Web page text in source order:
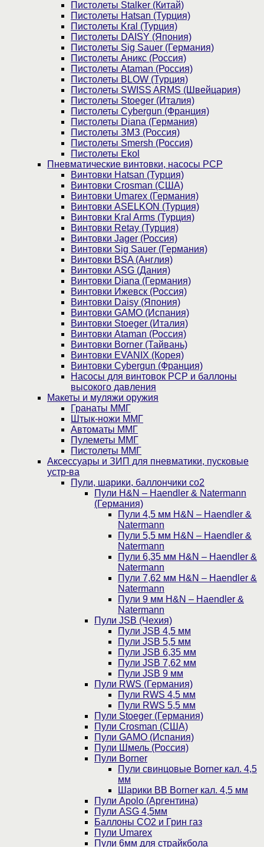
Пистолеты Stalker (Китай)
Пистолеты Hatsan (Турция)
Пистолеты Kral (Турция)
Пистолеты DAISY (Япония)
Пистолеты Sig Sauer (Германия)
Пистолеты Аникс (Россия)
Пистолеты Ataman (Россия)
Пистолеты BLOW (Турция)
Пистолеты SWISS ARMS (Швейцария)
Пистолеты Stoeger (Италия)
Пистолеты Cybergun (Франция)
Пистолеты Diana (Германия)
Пистолеты ЗМЗ (Россия)
Пистолеты Smersh (Россия)
Пистолеты Ekol
Пневматические винтовки, насосы PCP
Винтовки Hatsan (Турция)
Винтовки Crosman (США)
Винтовки Umarex (Германия)
Винтовки ASELKON (Турция)
Винтовки Kral Arms (Турция)
Винтовки Retay (Турция)
Винтовки Jager (Россия)
Винтовки Sig Sauer (Германия)
Винтовки BSA (Англия)
Винтовки ASG (Дания)
Винтовки Diana (Германия)
Винтовки Ижевск (Россия)
Винтовки Daisy (Япония)
Винтовки GAMO (Испания)
Винтовки Stoeger (Италия)
Винтовки Ataman (Россия)
Винтовки Borner (Тайвань)
Винтовки EVANIX (Корея)
Винтовки Cybergun (Франция)
Насосы для винтовок PCP и баллоны
высокого давления
Макеты и муляжи оружия
Гранаты ММГ
Штык-ножи ММГ
Автоматы ММГ
Пулеметы ММГ
Пистолеты ММГ
Аксессуары и ЗИП для пневматики, пусковые
устр-ва
Пули, шарики, баллончики со2
Пули H&N – Haendler & Natermann
(Германия)
Пули 4,5 мм H&N – Haendler &
Natermann
Пули 5,5 мм H&N – Haendler &
Natermann
Пули 6,35 мм H&N – Haendler &
Natermann
Пули 7,62 мм H&N – Haendler &
Natermann
Пули 9 мм H&N – Haendler &
Natermann
Пули JSB (Чехия)
Пули JSB 4,5 мм
Пули JSB 5,5 мм
Пули JSB 6,35 мм
Пули JSB 7,62 мм
Пули JSB 9 мм
Пули RWS (Германия)
Пули RWS 4,5 мм
Пули RWS 5,5 мм
Пули Stoeger (Германия)
Пули Crosman (США)
Пули GAMO (Испания)
Пули Шмель (Россия)
Пули Borner
Пули свинцовые Borner кал. 4,5
мм
Шарики BB Borner кал. 4,5 мм
Пули Apolo (Аргентина)
Пули ASG 4,5мм
Баллоны CO2 и Грин газ
Пули Umarex
Пули 6мм для страйкбола